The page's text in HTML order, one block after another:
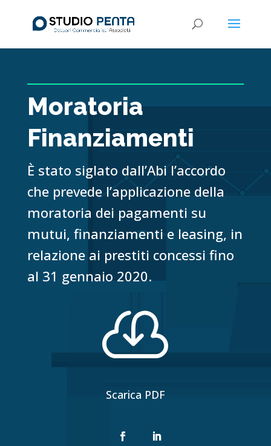
Moratoria
Finanziamenti
È stato siglato dall’Abi l’accordo
che prevede l’applicazione della
moratoria dei pagamenti su
mutui, finanziamenti e leasing, in
relazione ai prestiti concessi fino
al 31 gennaio 2020.

Scarica PDF